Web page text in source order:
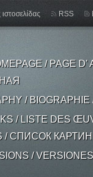
/ PAGE D'
/
/ LISTE DES
/ СПИСОК
/
RSS